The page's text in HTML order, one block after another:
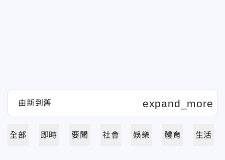
全部 即時 要聞 社會 娛樂 體育 生活